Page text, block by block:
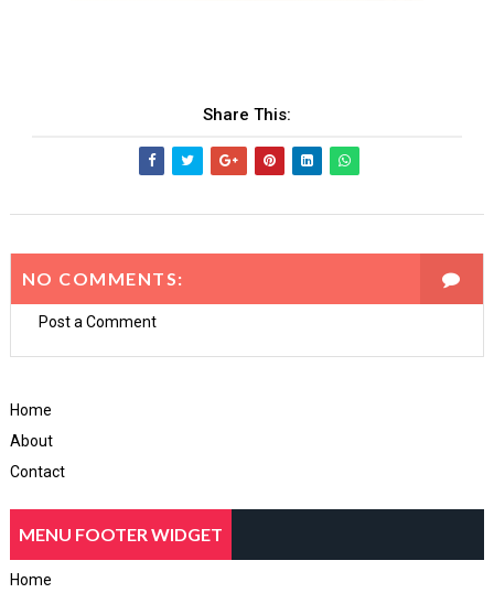
Share This:
NO COMMENTS:
Post a Comment
Home
About
Contact
MENU FOOTER WIDGET
Home